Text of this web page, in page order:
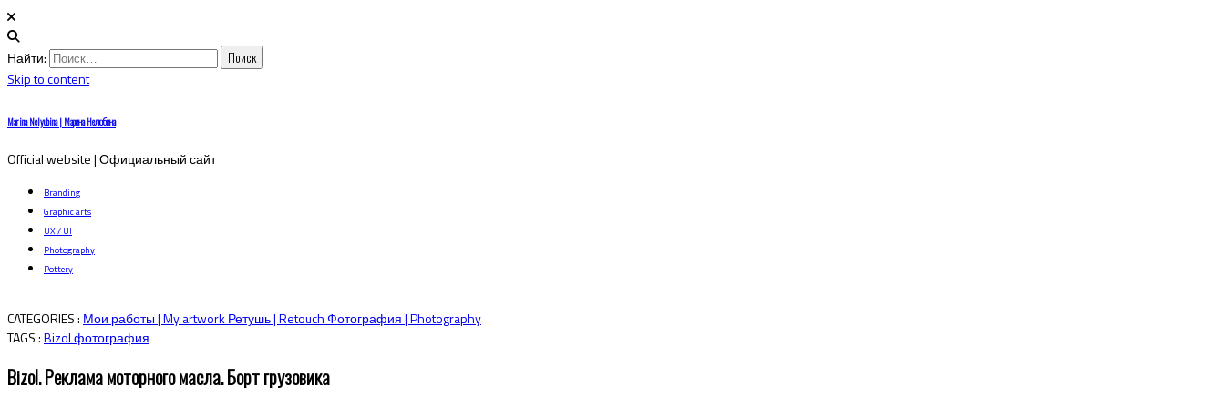
Найти:
Skip to content
Marina Nelyubina | Марина Нелюбина
Official website | Официальный сайт
Branding
Graphic arts
UX / UI
Photography
Pottery
CATEGORIES : Мои работы | My artwork Ретушь | RetouchФотография | Photography
TAGS :Bizolфотография
Bizol. Реклама моторного масла. Борт грузовика